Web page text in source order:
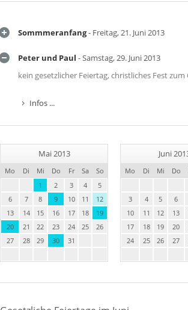
Sommmeranfang- Freitag, 21. Juni 2013
Peter und Paul - Samstag, 29. Juni 2013
kein gesetzlicher Feiertag, christliches Fest
Infos ...
Mai 2013
Mo Di Mi Do Fr Sa
So
1
2 3 4
5
6
7 8 9 10 11
12
13
14 15 16 17 18
19
20
21 22 23 24 25
26
27
28 29 30 31
Juni
Mo Di Mi Do
3
4 5 6
10
11 12 13
17
18 19 20
24
25 26 27